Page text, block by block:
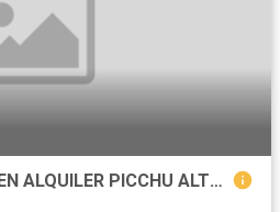
MINIDEPARTAMENTO EN ALQUILER PICCHU ALTO CERCA AL COLEGIO SIMON BOLIVAR